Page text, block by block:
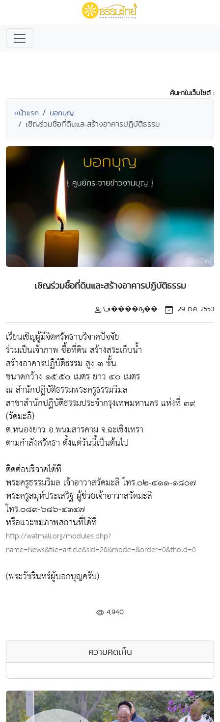
ค้นหาในเว็บไซต์ :
หน้าแรก บอกบุญ
เชิญร่วมชื้อที่ดินและสร้างอาคารปฏิบัติธรรม
เชิญร่วมชื้อที่ดินและสร้างอาคารปฏิบัติธรรม
ͤڤ����ԡ�� 29 ต.ค. 2553
เรียนเชิญผู้มีจิตศรัทธาบริจาคปัจจัย
ร่วมเป็นเจ้าภาพ ซื้อที่ดิน สร้างสระเก็บน้ำ
สร้างอาคารปฏิบัติธรรม สูง ๓ ชั้น
ขนาดกว้าง ๑๕.๕๐ เมตร ยาว ๔๐ เมตร
ณ สำนักปฏิบัติธรรมพระครูธรรมวิมล
สาขาสำนักปฏิบัติธรรมประจำกรุงเทพมหานคร แห่งที่ ๓๙
(วัดมะลิ)
ต.หนองยาว อ.พนมสารคาม จ.ฉะเชิงเทรา
ตามกำลังศรัทธา ตั้งแต่วันนี้เป็นต้นไป
ติดต่อบริจาคได้ที
พระครูธรรมวิมล เจ้าอาวาสวัดมะลิ โทร.๐๒-๔๑๑-๑๘๐๗
พระครูสมุห์ประเสริฐ ผู้ช่วยเจ้าอาวาสวัดมะลิ
โทร.๐๘๙-๖๘๖-๔๓๔๗
หรือแวะชมภาพสถานที่ได้ที่
http://watmali.org/modules.php?
name=News&file=article&sid=20&mode=&order=0&thold=0
(พระวัชรินทร์ผู้บอกบุญครับ)
4,940
ความคิดเห็น